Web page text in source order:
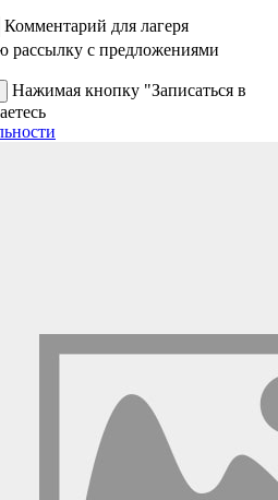
Комментарий для лагеря
рассылку с предложениями
Нажимая кнопку "Записаться в